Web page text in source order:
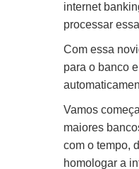
internet
processar
Com essa
para o banco
Vamos
maiores
com o tempo,
homologar a